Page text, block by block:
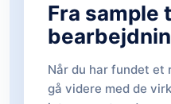
Fra sample
Når du har fundet et
gå videre med de